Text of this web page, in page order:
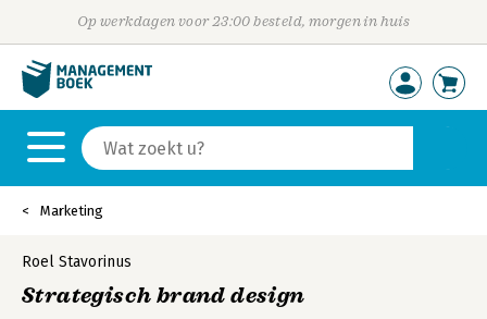
Op werkdagen voor 23:00 besteld, morgen in huis
Marketing
Roel Stavorinus
Strategisch brand design